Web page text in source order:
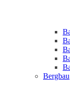
Bergbau